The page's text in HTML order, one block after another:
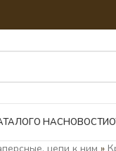
О НАСНОВОСТИ